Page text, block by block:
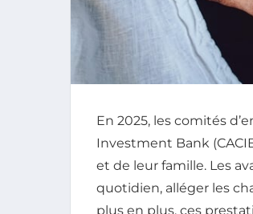
En 2025, les comités
Investment Bank
et de leur famille. Les
quotidien, alléger les
plus en plus, ces